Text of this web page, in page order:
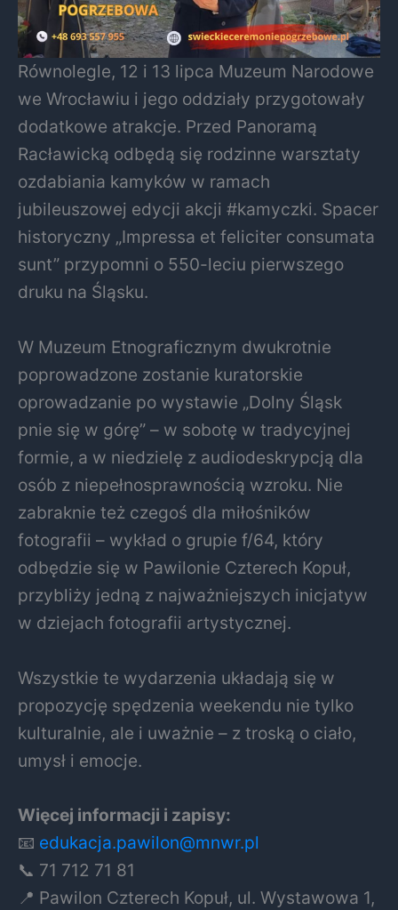
Równolegle, 12 i 13 lipca Muzeum Narodowe
we Wrocławiu i jego oddziały przygotowały
dodatkowe atrakcje. Przed Panoramą
Racławicką odbędą się rodzinne warsztaty
ozdabiania kamyków w ramach
jubileuszowej edycji akcji #kamyczki. Spacer
historyczny „Impressa et feliciter consumata
sunt” przypomni o 550-leciu pierwszego
druku na Śląsku.
W Muzeum Etnograficznym dwukrotnie
poprowadzone zostanie kuratorskie
oprowadzanie po wystawie „Dolny Śląsk
pnie się w górę” – w sobotę w tradycyjnej
formie, a w niedzielę z audiodeskrypcją dla
osób z niepełnosprawnością wzroku. Nie
zabraknie też czegoś dla miłośników
fotografii – wykład o grupie f/64, który
odbędzie się w Pawilonie Czterech Kopuł,
przybliży jedną z najważniejszych inicjatyw
w dziejach fotografii artystycznej.
Wszystkie te wydarzenia układają się w
propozycję spędzenia weekendu nie tylko
kulturalnie, ale i uważnie – z troską o ciało,
umysł i emocje.
Więcej informacji i zapisy:
📧 edukacja.pawilon@mnwr.pl
📞 71 712 71 81
📍 Pawilon Czterech Kopuł, ul. Wystawowa 1,